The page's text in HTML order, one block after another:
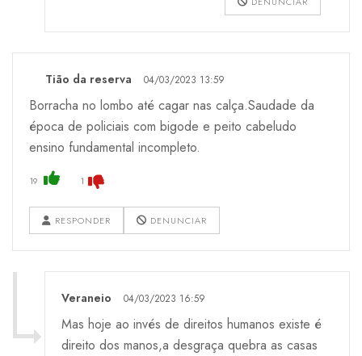
Tião da reserva 04/03/2023 13:59
Borracha no lombo até cagar nas calça.Saudade da
época de policiais com bigode e peito cabeludo
ensino fundamental incompleto.
19 1
RESPONDER DENUNCIAR
Veraneio 04/03/2023 16:59
Mas hoje ao invés de direitos humanos existe é
direito dos manos,a desgraça quebra as casas